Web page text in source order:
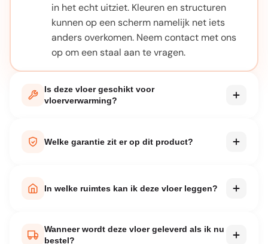
in het echt uitziet. Kleuren en structuren
kunnen op een scherm namelijk net iets
anders overkomen. Neem contact met ons
op om een staal aan te vragen.
Is deze vloer geschikt voor
vloerverwarming?
is voor vloerverwarming. De meeste van
oppervlaktetemperatuur die de fabrikant
Welke garantie zit er op dit product?
fabrieksgarantie. De exacte garantieperiode
correcte installatie volgens de handleiding
In welke ruimtes kan ik deze vloer leggen?
vloeren zijn geschikt voor badkamer, keuken
Wanneer wordt deze vloer geleverd als ik nu
bestel?